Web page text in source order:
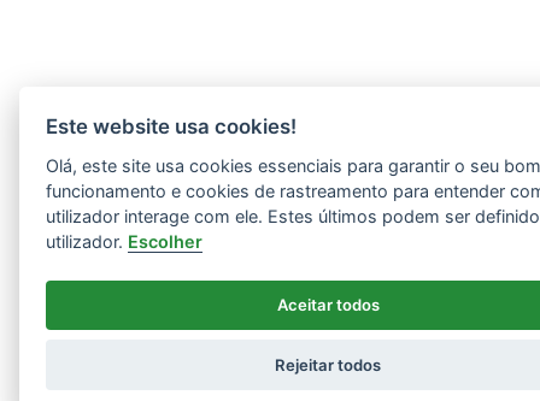
Este website usa cookies!
Olá, este site usa cookies essenciais para garantir o seu
funcionamento e cookies de rastreamento para entender
utilizador interage com ele. Estes últimos podem ser
utilizador. Escolher
Aceitar todos
Rejeitar todos